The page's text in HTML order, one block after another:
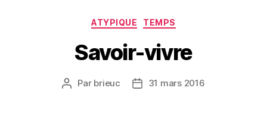
Catégories
ATYPIQUE TEMPS
Savoir-vivre
Auteur
Par brieuc
Date31 mars 2016